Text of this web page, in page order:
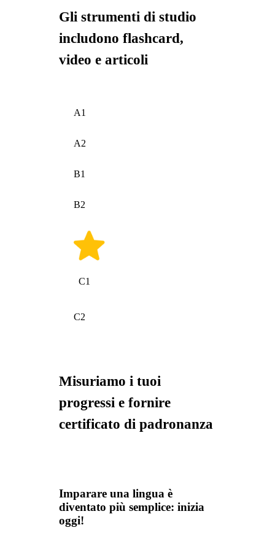
Gli strumenti di studio
includono flashcard,
video e articoli
A1
A2
B1
B2
C1
C2
Misuriamo i tuoi
progressi e fornire
certificato di padronanza
Imparare una lingua è
diventato più semplice: inizia
oggi!